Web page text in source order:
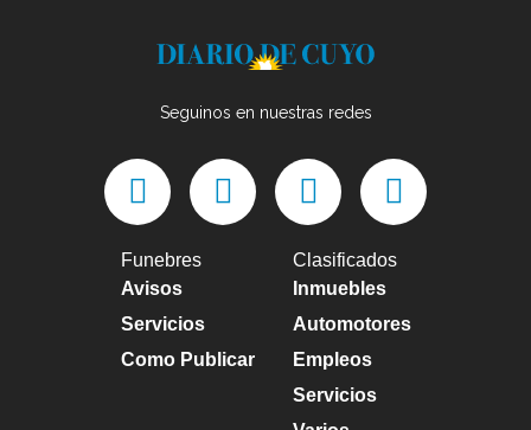
Seguinos en nuestras redes
Funebres
Avisos
Servicios
Como Publicar
Clasificados
Inmuebles
Automotores
Empleos
Servicios